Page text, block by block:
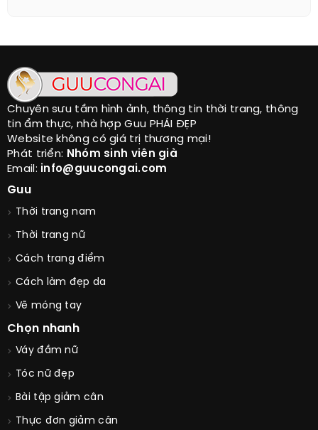
Chuyên sưu tầm hình ảnh, thông tin thời trang, thông
tin ẩm thực, nhà hợp Guu PHÁI ĐẸP
Website không có giá trị thương mại!
Phát triển: Nhóm sinh viên già
Email: info@guucongai.com
Guu
Thời trang nam
Thời trang nữ
Cách trang điểm
Cách làm đẹp da
Vẽ móng tay
Chọn nhanh
Váy đầm nữ
Tóc nữ đẹp
Bài tập giảm cân
Thực đơn giảm cân